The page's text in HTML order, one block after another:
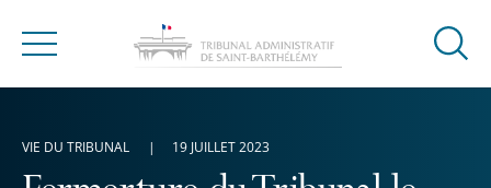
Menu
Ouvrir
VIE DU TRIBUNAL 19 JUILLET 2023